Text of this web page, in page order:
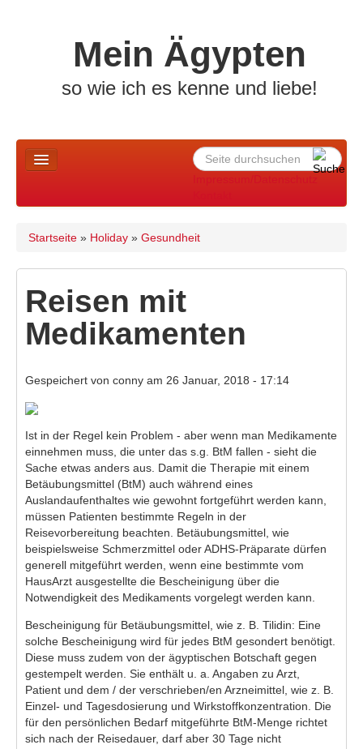
Mein Ägypten
so wie ich es kenne und liebe!
Suchformular
Suche
Impressum/Datenschutz
Reiseberichte
Fotos
TV-Tipps
Feiertage 2026
Ich ..
Of-Topic
Sie sind hier
Startseite » Holiday » Gesundheit
Reisen mit
Medikamenten
Gespeichert von conny am 26 Januar, 2018 - 17:14
Ist in der Regel kein Problem - aber wenn man Medikamente
einnehmen muss, die unter das s.g. BtM fallen - sieht die
Sache etwas anders aus. Damit die Therapie mit einem
Betäubungsmittel (BtM) auch während eines
Auslandaufenthaltes wie gewohnt fortgeführt werden kann,
müssen Patienten bestimmte Regeln in der
Reisevorbereitung beachten. Betäubungsmittel, wie
beispielsweise Schmerzmittel oder ADHS-Präparate dürfen
generell mitgeführt werden, wenn eine bestimmte vom
HausArzt ausgestellte die Bescheinigung über die
Notwendigkeit des Medikaments vorgelegt werden kann.
Bescheinigung für Betäubungsmittel, wie z. B. Tilidin: Eine
solche Bescheinigung wird für jedes BtM gesondert benötigt.
Diese muss zudem von der ägyptischen Botschaft gegen
gestempelt werden . Sie enthält u. a. Angaben zu Arzt,
Patient und dem / der verschrieben/en Arzneimittel, wie z. B.
Einzel- und Tagesdosierung und Wirkstoffkonzentration. Die
für den persönlichen Bedarf mitgeführte BtM-Menge richtet
sich nach der Reisedauer, darf aber 30 Tage nicht